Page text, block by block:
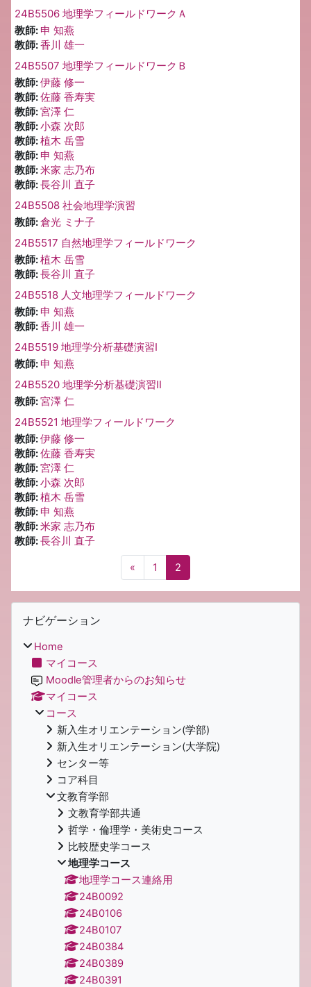
24B5506 地理学フィールドワークＡ
教師: 申 知燕
教師:香川 雄一
24B5507 地理学フィールドワークＢ
教師:伊藤 修一
教師:佐藤 香寿実
教師:宮澤 仁
教師:小森 次郎
教師:植木 岳雪
教師: 申 知燕
教師:米家 志乃布
教師:長谷川 直子
24B5508 社会地理学演習
教師:倉光 ミナ子
24B5517 自然地理学フィールドワーク
教師:植木 岳雪
教師:長谷川 直子
24B5518 人文地理学フィールドワーク
教師: 申 知燕
教師:香川 雄一
24B5519 地理学分析基礎演習Ⅰ
教師: 申 知燕
24B5520 地理学分析基礎演習Ⅱ
教師:宮澤 仁
24B5521 地理学フィールドワーク
教師:伊藤 修一
教師:佐藤 香寿実
教師:宮澤 仁
教師:小森 次郎
教師:植木 岳雪
教師: 申 知燕
教師:米家 志乃布
教師:長谷川 直子
« 前のページ
1 ページ 1
2
ナビゲーション
Home
マイコース
Moodle管理者からのお知らせ
マイコース
コース
新入生オリエンテーション(学部)
新入生オリエンテーション(大学院)
センター等
コア科目
文教育学部
文教育学部共通
哲学・倫理学・美術史コース
比較歴史学コース
地理学コース
地理学コース連絡用
24B0092
24B0106
24B0107
24B0384
24B0389
24B0391